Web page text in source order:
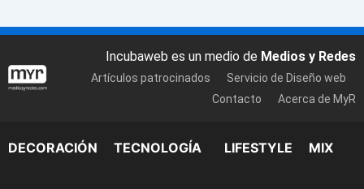
Incubaweb es un medio de Medios y Redes
Artículos patrocinados
Servicio de Diseño web
Contacto
Acerca de MyR
DECORACIÓN TECNOLOGÍA LIFESTYLE MIX